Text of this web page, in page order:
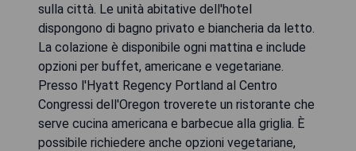
sulla città. Le unità abitative dell'hotel
dispongono di bagno privato e biancheria da letto.
La colazione è disponibile ogni mattina e include
opzioni per buffet, americane e vegetariane.
Presso l'Hyatt Regency Portland al Centro
Congressi dell'Oregon troverete un ristorante che
serve cucina americana e barbecue alla griglia. È
possibile richiedere anche opzioni vegetariane,